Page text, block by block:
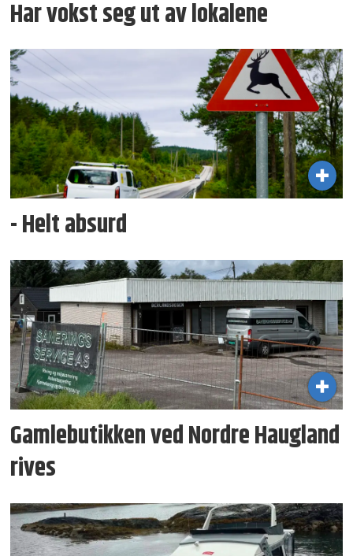
Har vokst seg ut av lokalene
- Helt absurd
Gamlebutikken ved Nordre Haugland
rives